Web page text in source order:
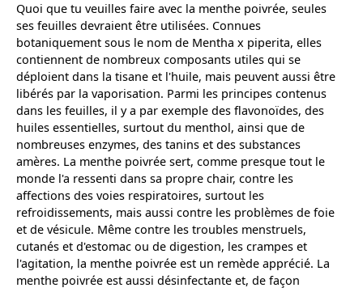
Quoi que tu veuilles faire avec la menthe poivrée, seules
ses feuilles devraient être utilisées. Connues
botaniquement sous le nom de Mentha x piperita, elles
contiennent de nombreux composants utiles qui se
déploient dans la tisane et l'huile, mais peuvent aussi être
libérés par la vaporisation. Parmi les principes contenus
dans les feuilles, il y a par exemple des flavonoïdes, des
huiles essentielles, surtout du menthol, ainsi que de
nombreuses enzymes, des tanins et des substances
amères. La menthe poivrée sert, comme presque tout le
monde l'a ressenti dans sa propre chair, contre les
affections des voies respiratoires, surtout les
refroidissements, mais aussi contre les problèmes de foie
et de vésicule. Même contre les troubles menstruels,
cutanés et d'estomac ou de digestion, les crampes et
l'agitation, la menthe poivrée est un remède apprécié. La
menthe poivrée est aussi désinfectante et, de façon